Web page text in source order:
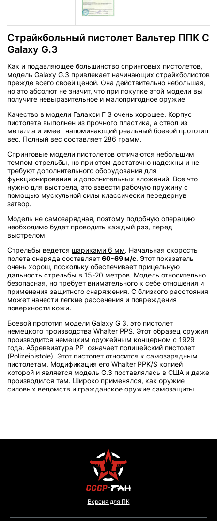
Страйкбольный пистолет Вальтер ППК С
Galaxy G.3
Как и подавляющее большинство спринговых пистолетов,
модель Galaxy G.3 привлекает начинающих страйкболистов
прежде всего своей ценой. Она действительно небольшая,
но это абсолют не значит, что при покупке этой модели вы
получите невыразительное и малопригодное оружие.
Качество в модели Галакси Г 3 очень хорошее. Корпус
пистолета выполнен из прочного пластика, а ствол из
металла и имеет напоминающий реальный боевой прототип
вес. Полный вес составляет 286 грамм.
Спринговые модели пистолетов отличаются небольшим
темпом стрельбы, но при этом достаточно надежны и не
требуют дополнительного оборудования для
функционирования и дополнительных вложений. Все что
нужно для выстрела, это взвести рабочую пружину с
помощью мускульной силы классически передернув
затвор.
Модель не самозарядная, поэтому подобную операцию
необходимо будет проводить каждый раз, перед
выстрелом.
Стрельбы ведется шариками 6 мм. Начальная скорость
полета снаряда составляет 60-69 м/с. Этот показатель
очень хорош, поскольку обеспечивает прицельную
дальность стрельбы в 15-20 метров. Модель относительно
безопасная, но требует внимательного к себе отношения и
применения защитного снаряжения. С близкого расстояния
может нанести легкие рассечения и повреждения
поверхности кожи.
Боевой прототип модели Galaxy G 3, это пистолет
немецкого производства Whalter PPS. Этот образец оружия
производится немецким оружейным концерном с 1929
года. Абреввиатура PP означает полицейский пистолет
(Polizeipistole). Этот пистолет относится к самозарядным
пистолетам. Модификация его Whalter PPK/S копией
которой и является модель G.3 поставлялась в США и даже
производился там. Широко применялся, как оружие
силовых ведомств и гражданское оружие самозащиты.
Версия для ПК